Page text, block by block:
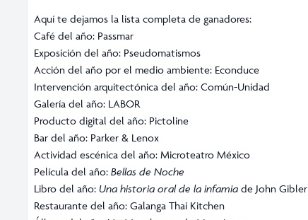
Aquí te dejamos la lista completa de ganadores:
Café del año: Passmar
Exposición del año: Pseudomatismos
Acción del año por el medio ambiente: Econduce
Intervención arquitectónica del año: Común-Unidad
Galería del año: LABOR
Producto digital del año: Pictoline
Bar del año: Parker & Lenox
Actividad escénica del año: Microteatro México
Película del año: Bellas de Noche
Libro del año: Una historia oral de la infamia de John Gibler
Restaurante del año: Galanga Thai Kitchen